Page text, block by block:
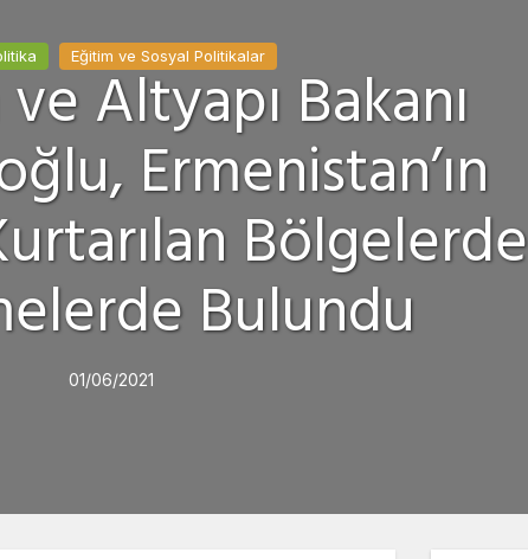
Eğitim ve Sosyal Politikalar
Altyapı Bakanı
Ermenistan’ın
Bölgelerde
Bulundu
01/06/2021